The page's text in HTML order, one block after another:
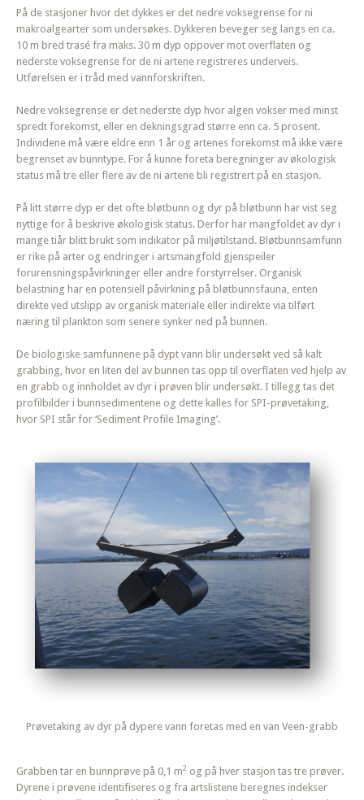
På de stasjoner hvor det dykkes er det nedre voksegrense for ni
makroalgearter som undersøkes. Dykkeren beveger seg langs en ca.
10 m bred trasé fra maks. 30 m dyp oppover mot overflaten og
nederste voksegrense for de ni artene registreres underveis.
Utførelsen er i tråd med vannforskriften.
Nedre voksegrense er det nederste dyp hvor algen vokser med minst
spredt forekomst, eller en dekningsgrad større enn ca. 5 prosent.
Individene må være eldre enn 1 år og artenes forekomst må ikke være
begrenset av bunntype. For å kunne foreta beregninger av økologisk
status må tre eller flere av de ni artene bli registrert på en stasjon.
På litt større dyp er det ofte bløtbunn og dyr på bløtbunn har vist seg
nyttige for å beskrive økologisk status. Derfor har mangfoldet av dyr i
mange tiår blitt brukt som indikator på miljøtilstand. Bløtbunnsamfunn
er rike på arter og endringer i artsmangfold gjenspeiler
forurensningspåvirkninger eller andre forstyrrelser. Organisk
belastning har en potensiell påvirkning på bløtbunnsfauna, enten
direkte ved utslipp av organisk materiale eller indirekte via tilført
næring til plankton som senere synker ned på bunnen.
De biologiske samfunnene på dypt vann blir undersøkt ved så kalt
grabbing, hvor en liten del av bunnen tas opp til overflaten ved hjelp av
en grabb og innholdet av dyr i prøven blir undersøkt. I tillegg tas det
profilbilder i bunnsedimentene og dette kalles for SPI-prøvetaking,
hvor SPI står for ‘Sediment Profile Imaging’.
Prøvetaking av dyr på dypere vann foretas med en van Veen-grabb
Grabben tar en bunnprøve på 0,1 m2 og på hver stasjon tas tre prøver.
Dyrene i prøvene identifiseres og fra artslistene beregnes indekser